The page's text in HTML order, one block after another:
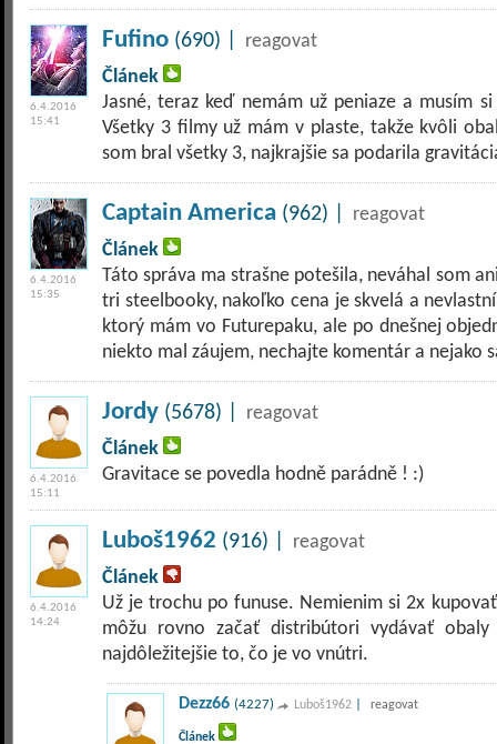
6.4.2016
15:41
Fufino (690) |
reagovat
Článek
Jasné, teraz keď nemám už peniaze a musím
Všetky 3 filmy už mám v plaste, takže kvôli
som bral všetky 3, najkrajšie sa podarila
6.4.2016
15:35
Captain America (962) |
reagovat
Článek
Táto správa ma strašne potešila, neváhal som
tri steelbooky, nakoľko cena je skvelá a
ktorý mám vo Futurepaku, ale po dnešnej
niekto mal záujem, nechajte komentár a nejako
6.4.2016
15:11
Jordy (5678) |
reagovat
Článek
Gravitace se povedla hodně parádně ! :)
6.4.2016
14:24
Luboš1962 (916) |
reagovat
Článek
Už je trochu po funuse. Nemienim si 2x
môžu rovno začať distribútori vydávať
najdôležitejšie to, čo je vo vnútri.
Dezz66 (4227) Luboš1962 reagovat
Článek